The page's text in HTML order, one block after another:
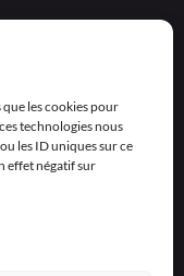
les cookies pour
technologies nous
les ID uniques sur ce
effet négatif sur